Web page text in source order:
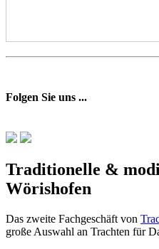
Folgen Sie uns ...
Traditionelle &
Wörishofen
Das zweite Fachgeschäft von
große Auswahl an Trachten für